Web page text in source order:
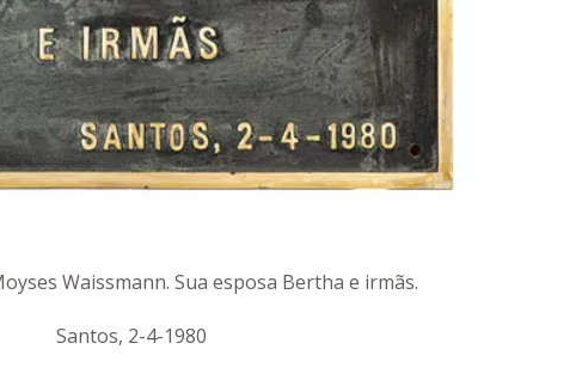
Waissmann. Sua esposa Bertha e irmãs.
Santos, 2-4-1980